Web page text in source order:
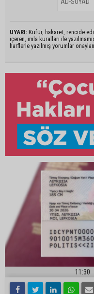
UYARI: Küfür, hakaret, rencide
içeren, imla kuralları ile
harflerle yazılmış yorumlar
11:30